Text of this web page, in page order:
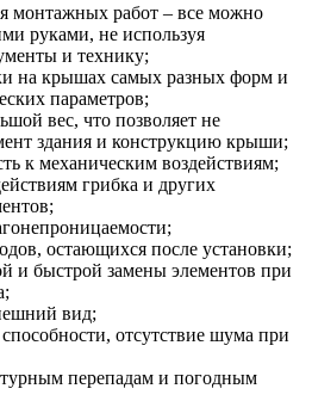
монтажных работ – все можно
руками, не используя
и технику;
на крышах самых разных форм и
параметров;
вес, что позволяет не
здания и конструкцию крыши;
к механическим воздействиям;
грибка и других
остающихся после установки;
и быстрой замены элементов при
вид;
отсутствие шума при
перепадам и погодным